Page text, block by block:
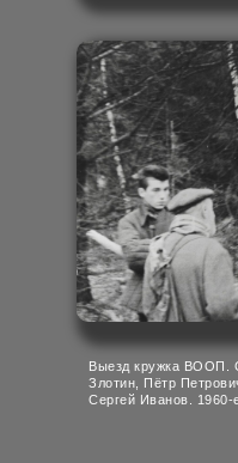
Выезд кружка ВООП.
Злотин, Пётр
Сергей Иванов. 1960-